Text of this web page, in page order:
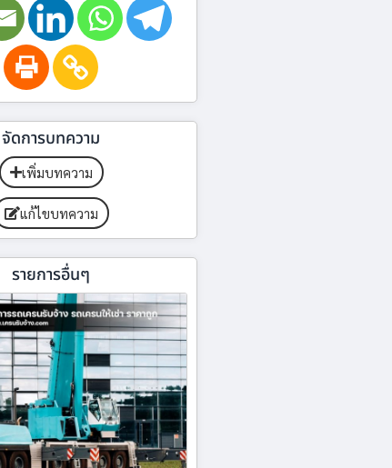
จัดการบทความ
เพิ่มบทความ
แก้ไขบทความ
รายการอื่นๆ